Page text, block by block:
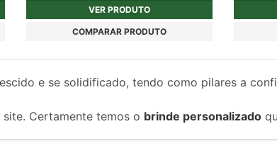
VER PRODUTO
COMPARAR PRODUTO
e se solidificado, tendo como pilares a
Certamente temos o brinde personalizado